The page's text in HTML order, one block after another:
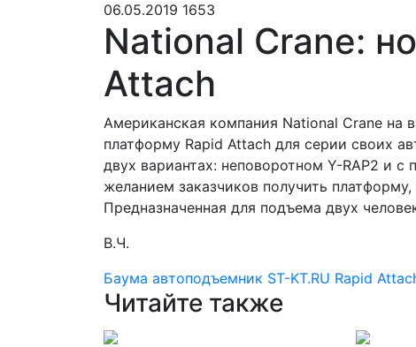
06.05.2019 1653
National Crane:
Attach
Американская компания National Crane на
платформу Rapid Attach для серии своих
двух вариантах: неповоротном Y-RAP2 и
желанием заказчиков получить
Предназначенная для подъема двух
В.Ч.
Баума автоподъемник ST-KT.RU Rapid
Читайте также